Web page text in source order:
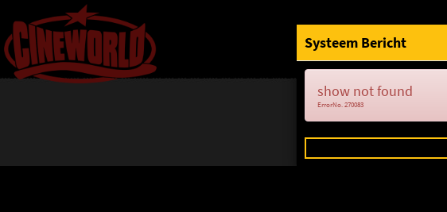
Systeem Bericht
show not found
ErrorNo. 270083